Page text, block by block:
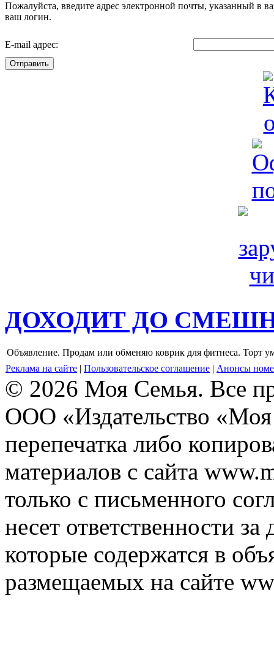
Пожалуйста, введите адрес электронной почты, указанный в
ваш логин.
E-mail адрес:
Отправить
ДОХОДИТ ДО
Объявление. Продам или обменяю коврик для фитнеса. Торт
Реклама на сайте | Пользовательское соглашение | Анонсы
© 2026 Моя Семья. Все
ООО «Издательство
перепечатка либо
материалов с сайта
только с письменного
несет ответственности
которые содержатся в
размещаемых на сайте